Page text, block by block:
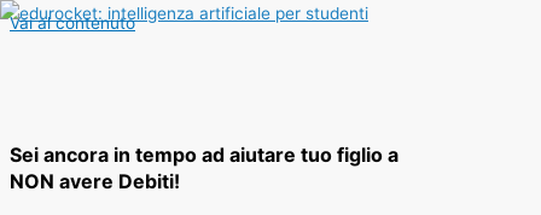
Vai al contenuto
Sei ancora in tempo ad aiutare tuo figlio a
NON avere Debiti!